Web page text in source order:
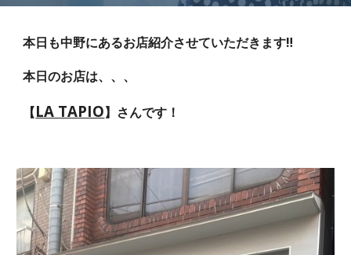
本日も中野にあるお店紹介させていただきます‼️
本日のお店は、、、
【LA TAPIO】さんです！